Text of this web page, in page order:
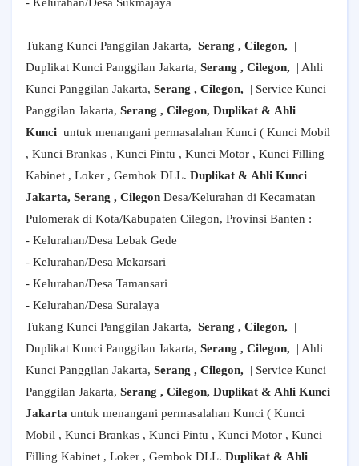
Tukang Kunci Panggilan Jakarta, Serang , Cilegon,
|
Duplikat Kunci Panggilan Jakarta, Serang , Cilegon,
| Ahli
Kunci Panggilan Jakarta, Serang , Cilegon,
| Service Kunci
Panggilan Jakarta, Serang , Cilegon, Duplikat & Ahli
Kunci untuk menangani permasalahan Kunci ( Kunci Mobil
, Kunci Brankas , Kunci Pintu , Kunci Motor , Kunci Filling
Kabinet , Loker , Gembok DLL. Duplikat & Ahli Kunci
Jakarta, Serang , Cilegon Desa/Kelurahan di Kecamatan
Pulomerak di Kota/Kabupaten Cilegon, Provinsi Banten :
- Kelurahan/Desa Lebak Gede
- Kelurahan/Desa Mekarsari
- Kelurahan/Desa Tamansari
- Kelurahan/Desa Suralaya
Tukang Kunci Panggilan Jakarta, Serang , Cilegon,
|
Duplikat Kunci Panggilan Jakarta, Serang , Cilegon,
| Ahli
Kunci Panggilan Jakarta, Serang , Cilegon,
| Service Kunci
Panggilan Jakarta, Serang , Cilegon, Duplikat & Ahli Kunci
Jakarta untuk menangani permasalahan Kunci ( Kunci
Mobil , Kunci Brankas , Kunci Pintu , Kunci Motor , Kunci
Filling Kabinet , Loker , Gembok DLL. Duplikat & Ahli